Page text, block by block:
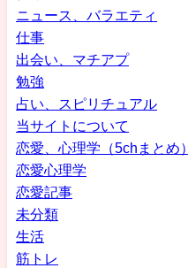
ニュース、バラエティ
仕事
出会い、マチアプ
勉強
占い、スピリチュアル
当サイトについて
恋愛、心理学（5chまとめ）
恋愛心理学
恋愛記事
未分類
生活
筋トレ